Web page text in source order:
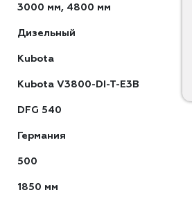
3000 мм, 4800 мм
Дизельный
Kubota
Kubota V3800-DI-T-E3B
DFG 540
Германия
500
1850 мм